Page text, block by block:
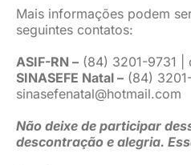
Mais informações podem
seguintes contatos:
ASIF-RN –(84) 3201-9731 |
SINASEFE Natal –(84)
sinasefenatal@hotmail.com
Não deixe de participar
descontração e alegria.